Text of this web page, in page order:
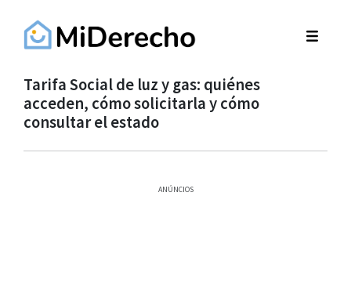
Tarifa Social de luz y gas: quiénes
acceden, cómo solicitarla y cómo
consultar el estado
ANÚNCIOS